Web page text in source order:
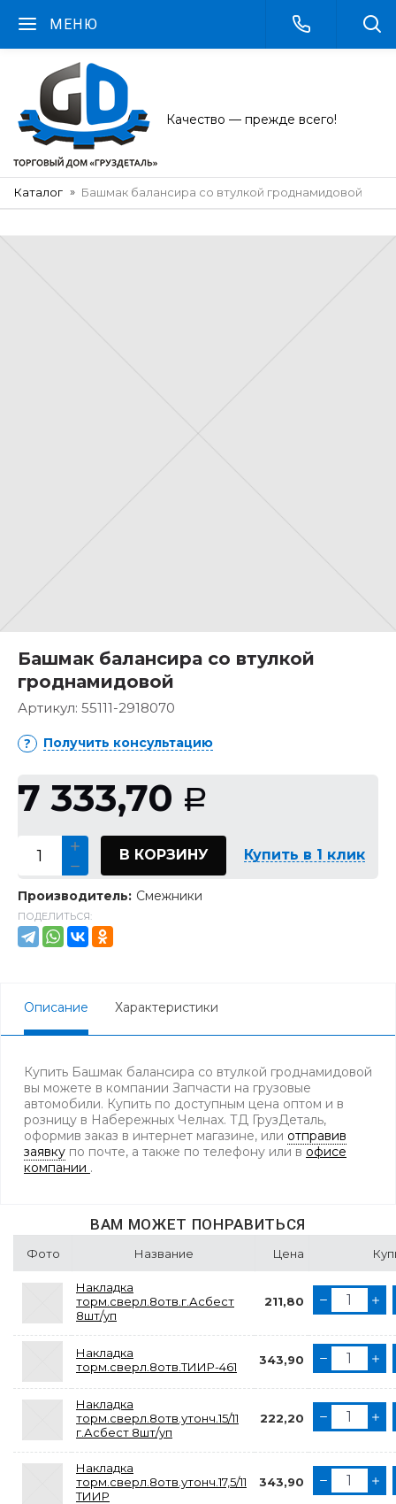
МЕНЮ
Качество — прежде всего!
Каталог Башмак балансира со втулкой гроднамидовой
Башмак балансира со втулкой
гроднамидовой
Артикул: 55111-2918070
Получить консультацию
7 333,70 Р
В КОРЗИНУ Купить в 1 клик
Производитель: Смежники
ПОДЕЛИТЬСЯ:
Описание Характеристики
Купить Башмак балансира со втулкой гроднамидовой
вы можете в компании Запчасти на грузовые
автомобили. Купить по доступным цена оптом и в
розницу в Набережных Челнах. ТД ГрузДеталь,
оформив заказ в интернет магазине, или отправив
заявку по почте, а также по телефону или в офисе
компании .
ВАМ МОЖЕТ ПОНРАВИТЬСЯ
Фото Название Цена
Накладка
торм.сверл.8отв.г.Асбест
8шт/уп
211,80
Накладка
торм.сверл.8отв.ТИИР-461
343,90
Накладка
торм.сверл.8отв.утонч.15/11
г.Асбест 8шт/уп
222,20
Накладка
торм.сверл.8отв.утонч.17,5/11
ТИИР
343,90